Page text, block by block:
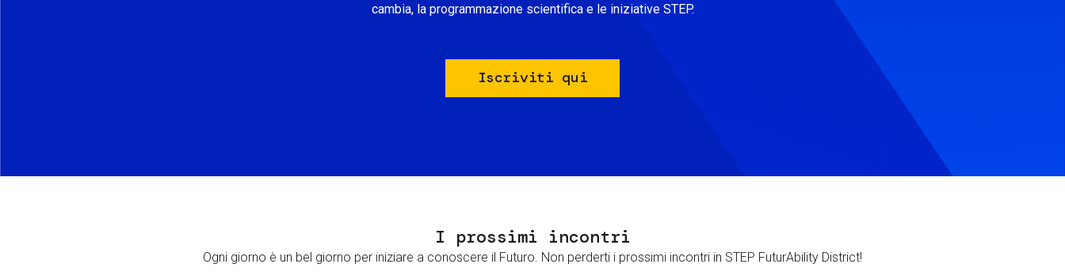
cambia, la programmazione scientifica e le iniziative STEP.
Iscriviti qui
I prossimi incontri
Ogni giorno è un bel giorno per iniziare a conoscere il Futuro. Non perderti i prossimi incontri in STEP FuturAbility District!